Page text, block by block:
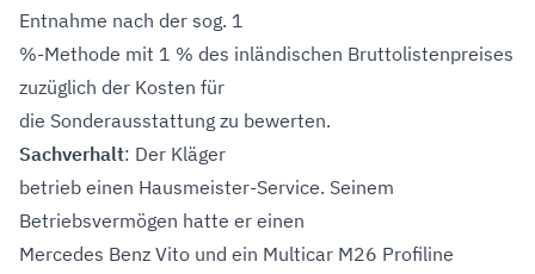
Entnahme nach der sog. 1
%-Methode mit 1 % des inländischen Bruttolistenpreises
zuzüglich der Kosten für
die Sonderausstattung zu bewerten.
Sachverhalt: Der Kläger
betrieb einen Hausmeister-Service. Seinem
Betriebsvermögen hatte er einen
Mercedes Benz Vito und ein Multicar M26 Profiline